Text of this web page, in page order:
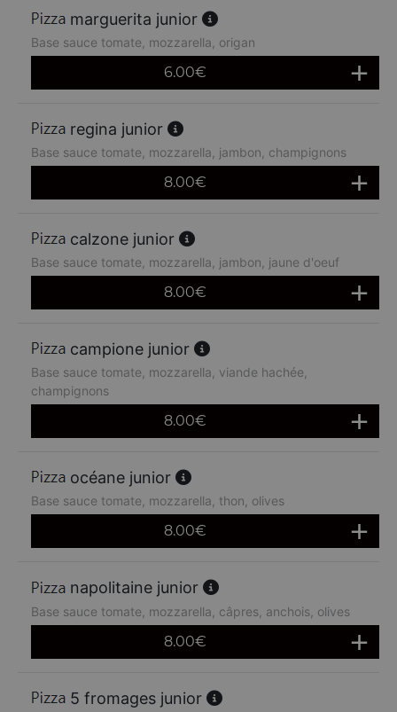
marguerita junior
Base sauce tomate, mozzarella, origan
6.00€
regina junior
Base sauce tomate, mozzarella, jambon, champignons
8.00€
calzone junior
Base sauce tomate, mozzarella, jambon, jaune d'oeuf
8.00€
campione junior
Base sauce tomate, mozzarella, viande hachée,
champignons
8.00€
océane junior
Base sauce tomate, mozzarella, thon, olives
8.00€
napolitaine junior
Base sauce tomate, mozzarella, câpres, anchois, olives
8.00€
5 fromages junior